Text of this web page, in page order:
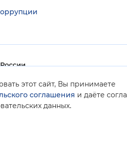
этот сайт, Вы принимаете
соглашения и даёте
данных.